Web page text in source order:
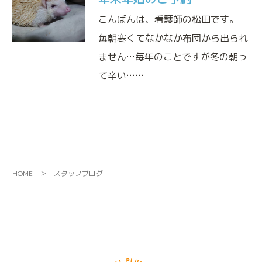
こんばんは、看護師の松田です。
毎朝寒くてなかなか布団から出られ
ません…毎年のことですが冬の朝っ
て辛い……
HOME スタッフブログ